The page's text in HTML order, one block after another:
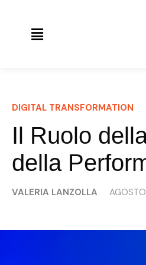
DIGITAL TRANSFORMATION
Il Ruolo
della
VALERIA LANZOLLA